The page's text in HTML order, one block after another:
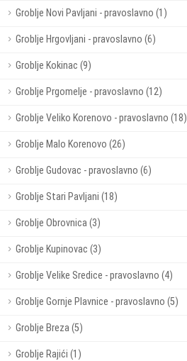
Groblje Novi Pavljani - pravoslavno (1)
Groblje Hrgovljani - pravoslavno (6)
Groblje Kokinac (9)
Groblje Prgomelje - pravoslavno (12)
Groblje Veliko Korenovo - pravoslavno (18)
Groblje Malo Korenovo (26)
Groblje Gudovac - pravoslavno (6)
Groblje Stari Pavljani (18)
Groblje Obrovnica (3)
Groblje Kupinovac (3)
Groblje Velike Sredice - pravoslavno (4)
Groblje Gornje Plavnice - pravoslavno (5)
Groblje Breza (5)
Groblje Rajići (1)